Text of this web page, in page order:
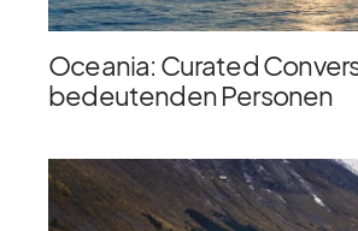
Oceania: Curated
bedeutenden Personen